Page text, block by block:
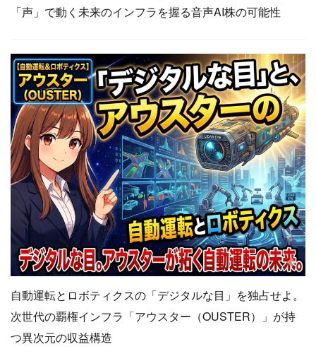
「声」で動く未来のインフラを握る音声AI株の可能性
自動運転とロボティクスの「デジタルな目」を独占せよ。
次世代の覇権インフラ「アウスター（OUSTER）」が持
つ異次元の収益構造